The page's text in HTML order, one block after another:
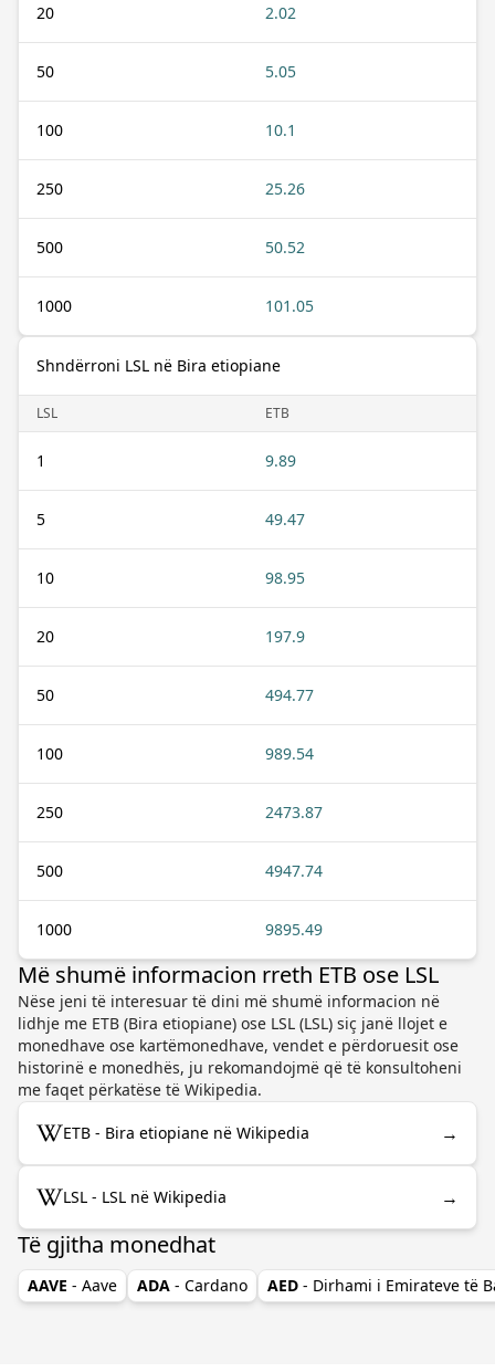
20 2.02
50 5.05
100 10.1
250 25.26
500 50.52
1000 101.05
Shndërroni LSL në Bira etiopiane
LSL ETB
1 9.89
5 49.47
10 98.95
20 197.9
50 494.77
100 989.54
250 2473.87
500 4947.74
1000 9895.49
Më shumë informacion rreth ETB ose LSL
Nëse jeni të interesuar të dini më shumë informacion në
lidhje me ETB (Bira etiopiane) ose LSL (LSL) siç janë llojet e
monedhave ose kartëmonedhave, vendet e përdoruesit ose
historinë e monedhës, ju rekomandojmë që të konsultoheni
me faqet përkatëse të Wikipedia.
ETB - Bira etiopiane në Wikipedia →
LSL - LSL në Wikipedia →
Të gjitha monedhat
AAVE - Aave ADA - Cardano AED - Dirhami i Emirateve të